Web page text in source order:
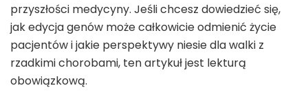
przyszłości medycyny. Jeśli chcesz dowiedzieć się,
jak edycja genów może całkowicie odmienić życie
pacjentów i jakie perspektywy niesie dla walki z
rzadkimi chorobami, ten artykuł jest lekturą
obowiązkową.